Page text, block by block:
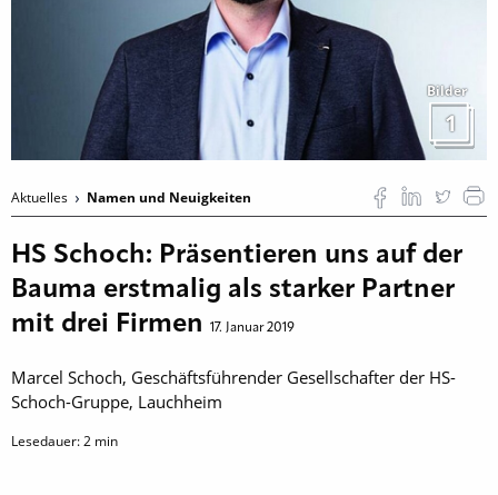
Bilder
1
Aktuelles Namen und Neuigkeiten
HS Schoch: Präsentieren uns auf der
Bauma erstmalig als starker Partner
mit drei Firmen
17. Januar 2019
Marcel Schoch, Geschäftsführender Gesellschafter der HS-
Schoch-Gruppe, Lauchheim
Lesedauer:2 min